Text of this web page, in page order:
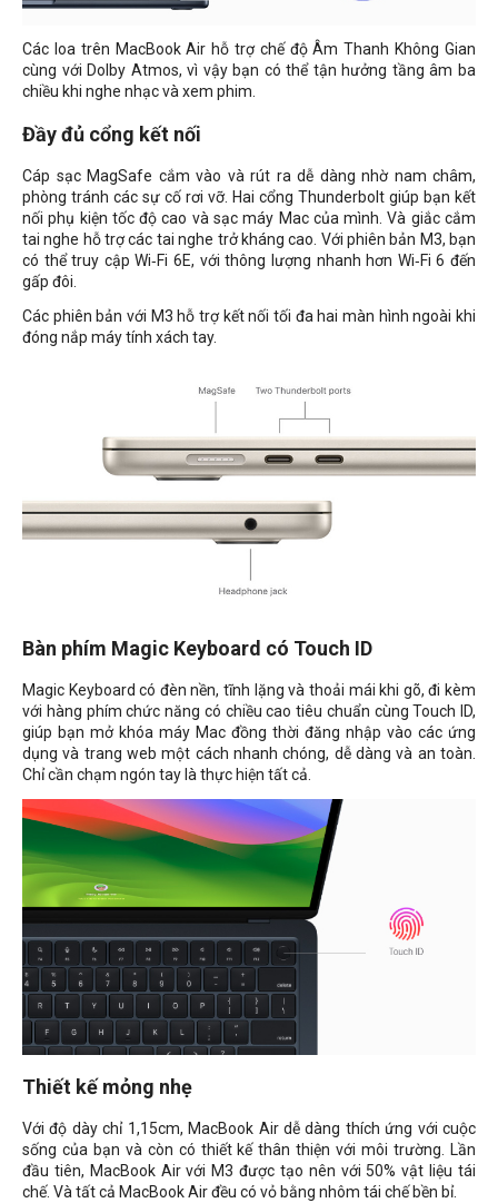
Các loa trên MacBook Air hỗ trợ chế độ Âm Thanh Không Gian
cùng với Dolby Atmos, vì vậy bạn có thể tận hưởng tầng âm ba
chiều khi nghe nhạc và xem phim.
Đầy đủ cổng kết nối
Cáp sạc MagSafe cắm vào và rút ra dễ dàng nhờ nam châm,
phòng tránh các sự cố rơi vỡ. Hai cổng Thunderbolt giúp bạn kết
nối phụ kiện tốc độ cao và sạc máy Mac của mình. Và giắc cắm
tai nghe hỗ trợ các tai nghe trở kháng cao. Với phiên bản M3, bạn
có thể truy cập Wi‑Fi 6E, với thông lượng nhanh hơn Wi‑Fi 6 đến
gấp đôi.
Các phiên bản với M3 hỗ trợ kết nối tối đa hai màn hình ngoài khi
đóng nắp máy tính xách tay.
Bàn phím Magic Keyboard có Touch ID
Magic Keyboard có đèn nền, tĩnh lặng và thoải mái khi gõ, đi kèm
với hàng phím chức năng có chiều cao tiêu chuẩn cùng Touch ID,
giúp bạn mở khóa máy Mac đồng thời đăng nhập vào các ứng
dụng và trang web một cách nhanh chóng, dễ dàng và an toàn.
Chỉ cần chạm ngón tay là thực hiện tất cả.
Thiết kế mỏng nhẹ
Với độ dày chỉ 1,15cm, MacBook Air dễ dàng thích ứng với cuộc
sống của bạn và còn có thiết kế thân thiện với môi trường. Lần
đầu tiên, MacBook Air với M3 được tạo nên với 50% vật liệu tái
chế. Và tất cả MacBook Air đều có vỏ bằng nhôm tái chế bền bỉ.